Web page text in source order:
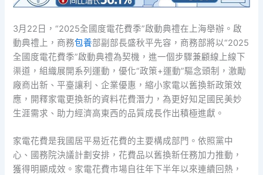
3月22日，“2025全國度電花費季”啟動典禮在上海舉辦。啟
動典禮上，商務包養部副部長盛秋平先容，商務部將以“2025
全國度電花費季”啟動典禮為契機，進一個步驟兼顧線上線下
渠道，組織展開系列運動，優化“政策+運動”驅念頭制，激勵
廠商出新、平臺讓利、企業優惠，縮小家電以舊換新政策效
應，開釋家電更換新的資料花費潛力，為更好知足國民美妙
生涯需求、助力經濟高東西的品質成長作出積極進獻。
家電花費是我國居平易近花費的主要構成部門。依照黨中
心、國務院決議計劃安排，花費品以舊換新任務加力推動，
獲得明顯成效。家電花費市場自往年下半年以來連續回熱，